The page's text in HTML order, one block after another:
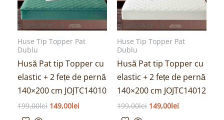
Huse Tip Topper Pat
Dublu
Husă Pat tip Topper cu
elastic + 2 fețe de pernă
140×200 cm JOJTC14010
199,00lei 149,00lei
Huse Tip Topper Pat
Dublu
Husă Pat tip Topper cu
elastic + 2 fețe de pernă
140×200 cm JOJTC14012
199,00lei 149,00lei